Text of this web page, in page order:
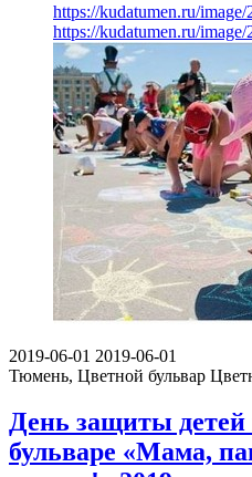
https://kudatumen.ru/
https://kudatumen.ru/
2019-06-01 2019-06-01
Тюмень, Цветной бульвар
День защиты
бульваре «Мама,